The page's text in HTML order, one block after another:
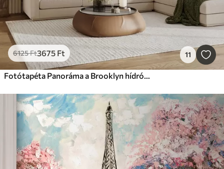
6125Ft3675 Ft 11